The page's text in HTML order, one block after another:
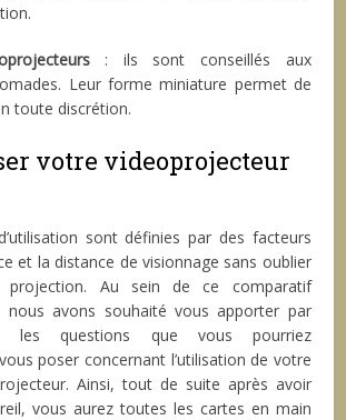
: ils sont conseillés aux
Leur forme miniature permet de
toute discrétion.
votre videoprojecteur
sont définies par des facteurs
et la distance de visionnage sans oublier
Au sein de ce comparatif
nous avons souhaité vous apporter par
les questions que vous pourriez
poser concernant l’utilisation de votre
Ainsi, tout de suite après avoir
vous aurez toutes les cartes en main